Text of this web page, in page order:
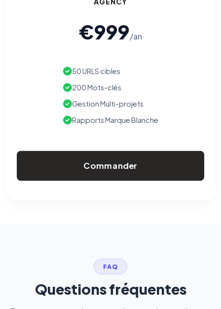
€999/an
50 URLS cibles
200 Mots-clés
Gestion Multi-projets
Rapports Marque Blanche
Commander
FAQ
Questions fréquentes